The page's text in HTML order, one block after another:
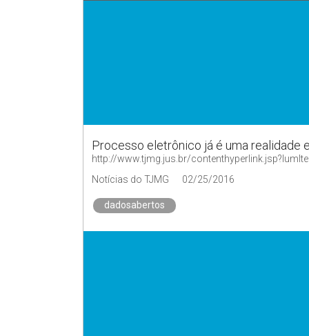
Processo eletrônico já é uma realidade
http://www.tjmg.jus.br/
Notícias do TJMG
02/25/2016
dadosabertos